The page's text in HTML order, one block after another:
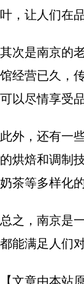
叶，让人们在
其次是南京的
馆经营已久，
可以尽情享受
此外，还有一
的烘焙和调制
奶茶等多样化
总之，南京是
都能满足人们
【文章由本站